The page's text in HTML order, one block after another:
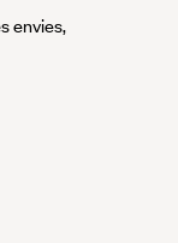
envies,